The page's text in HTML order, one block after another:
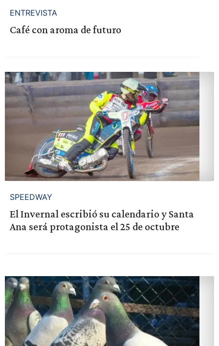
ENTREVISTA
Café con aroma de futuro
SPEEDWAY
El Invernal escribió su calendario y Santa
Ana será protagonista el 25 de octubre